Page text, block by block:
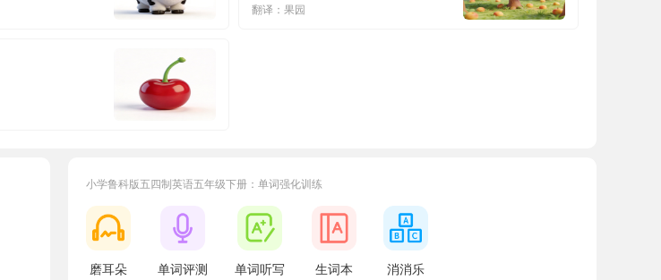
翻译：果园
小学鲁科版五四制英语五年级下册：单词强化训练
磨耳朵 单词评测 单词听写 生词本 消消乐